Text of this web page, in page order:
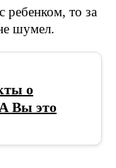
ребенком, то за
шумел.
о
Вы это